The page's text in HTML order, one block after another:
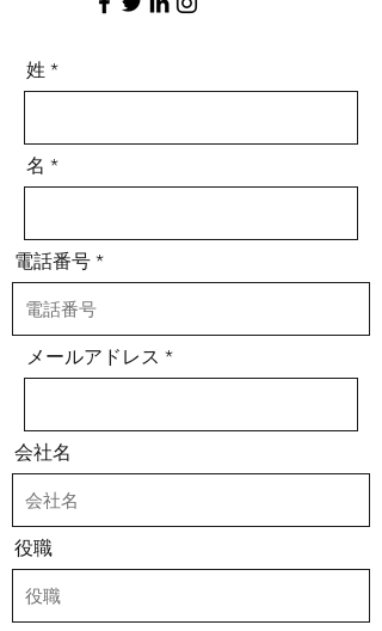
姓
名
電話番号
メールアドレス
会社名
役職